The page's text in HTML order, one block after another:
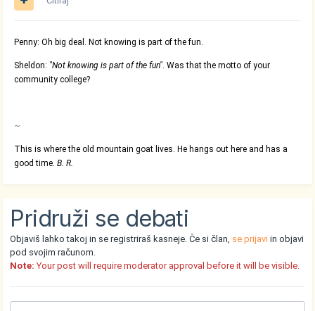
Penny: Oh big deal. Not knowing is part of the fun.
Sheldon: "Not knowing is part of the fun". Was that the motto of your
community college?
~
This is where the old mountain goat lives. He hangs out here and has a
good time.B. R.
Pridruži se debati
Objaviš lahko takoj in se registriraš kasneje. Če si član, se prijavi in objavi
pod svojim računom.
Note: Your post will require moderator approval before it will be visible.